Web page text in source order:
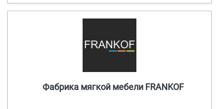
Фабрика мягкой мебели FRANKOF